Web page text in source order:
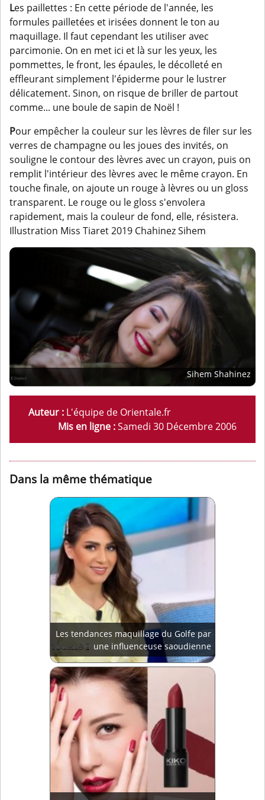
Les paillettes : En cette période de l'année, les
formules pailletées et irisées donnent le ton au
maquillage. Il faut cependant les utiliser avec
parcimonie. On en met ici et là sur les yeux, les
pommettes, le front, les épaules, le décolleté en
effleurant simplement l'épiderme pour le lustrer
délicatement. Sinon, on risque de briller de partout
comme... une boule de sapin de Noël !
Pour empêcher la couleur sur les lèvres de filer sur les
verres de champagne ou les joues des invités, on
souligne le contour des lèvres avec un crayon, puis on
remplit l'intérieur des lèvres avec le même crayon. En
touche finale, on ajoute un rouge à lèvres ou un gloss
transparent. Le rouge ou le gloss s'envolera
rapidement, mais la couleur de fond, elle, résistera.
Illustration Miss Tiaret 2019 Chahinez Sihem
Sihem Shahinez
Auteur : L'équipe de Orientale.fr
Mis en ligne :Samedi 30 Décembre 2006
Dans la même thématique
Les tendances maquillage du Golfe par
une influenceuse saoudienne